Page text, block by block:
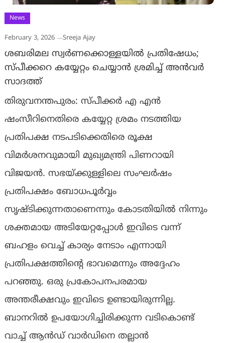
News
February 3, 2026 Sreeja Ajay
ശബരിമല സ്വർണക്കൊള്ളയിൽ പ്രതിഷേധം;
സ്പീക്കറെ കയ്യേറ്റം ചെയ്യാൻ ശ്രമിച്ച് അൻവർ
സാദത്ത്
തിരുവനന്തപുരം: സ്പീക്കർ എ എൻ
ഷംസീറിനെതിരെ കയ്യേറ്റ ശ്രമം നടത്തിയ
പ്രതിപക്ഷ നടപടിക്കെതിരെ രൂക്ഷ
വിമർശനവുമായി മുഖ്യമന്ത്രി പിണറായി
വിജയൻ. സഭയ്ക്കുള്ളിലെ സംഘർഷം
പ്രതിപക്ഷം ബോധപൂർവ്വം
സൃഷ്ടിക്കുന്നതാണെന്നും കോടതിയിൽ നിന്നും
ശക്തമായ അടിയേറ്റപ്പോൾ ഇവിടെ വന്ന്
ബഹളം വെച്ച് കാര്യം നേടാം എന്നായി
പ്രതിപക്ഷത്തിന്‍റെ ഭാവമെന്നും അദ്ദേഹം
പറഞ്ഞു. ഒരു പ്രകോപനപരമായ
അന്തരീക്ഷവും ഇവിടെ ഉണ്ടായിരുന്നില്ല.
ബാനറിൽ ഉപയോഗിച്ചിരിക്കുന്ന വടികൊണ്ട്
വാച്ച് ആൻഡ് വാർഡിനെ തല്ലാൻ